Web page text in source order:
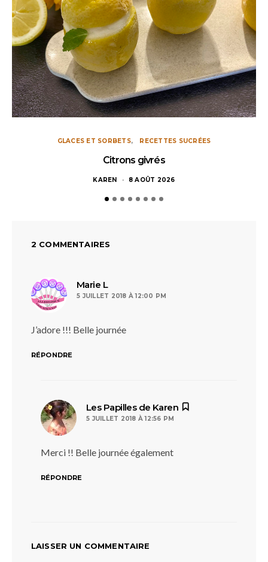
GLACES ET SORBETS RECETTES SUCRÉES
Citrons givrés
KAREN 8 AOÛT 2026
2 COMMENTAIRES
Marie Ldit :
5 JUILLET 2018 À 12:00 PM
J’adore !!! Belle journée
RÉPONDRE
Les Papilles de Karen
5 JUILLET 2018 À 12:56 PM
Merci !! Belle journée également
RÉPONDRE
LAISSER UN COMMENTAIRE